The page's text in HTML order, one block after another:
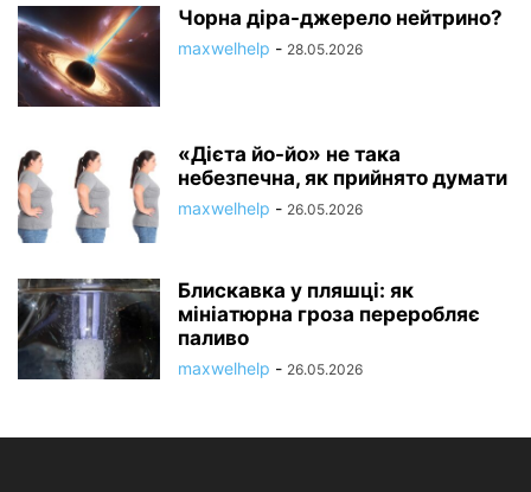
Чорна діра-джерело нейтрино?
maxwelhelp - 28.05.2026
«Дієта йо-йо» не така
небезпечна, як прийнято думати
maxwelhelp - 26.05.2026
Блискавка у пляшці: як
мініатюрна гроза переробляє
паливо
maxwelhelp - 26.05.2026